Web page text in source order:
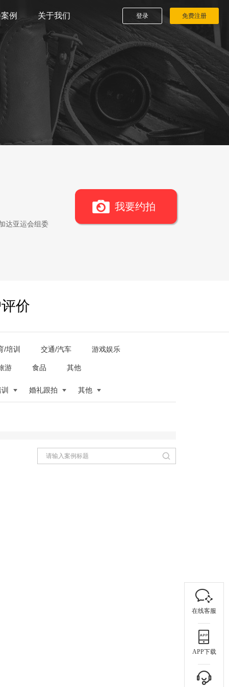
例 关于我们 登录 免费注册
达亚运会组委
我要约拍
价
/培训 交通/汽车 游戏娱乐
游 食品 其他
婚礼跟拍 其他
在线客服
APP下载